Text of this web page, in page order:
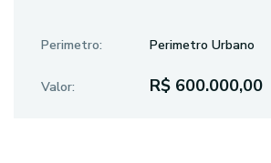
Perimetro: Perimetro Urbano
Valor: R$ 600.000,00